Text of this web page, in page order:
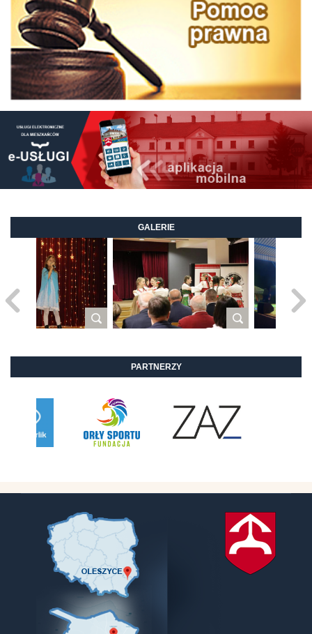
GALERIE
PARTNERZY